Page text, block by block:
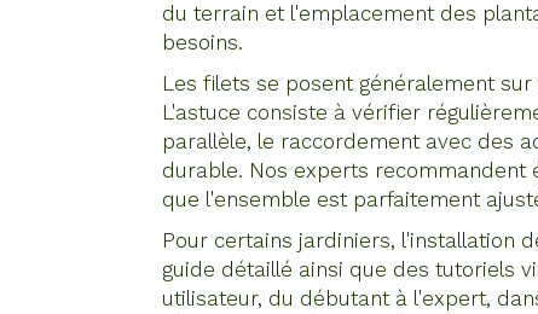
du terrain et l'emplacement des
besoins.
Les filets se posent généralement
L'astuce consiste à vérifier
parallèle, le raccordement avec des
durable. Nos experts recommandent
que l'ensemble est parfaitement
Pour certains jardiniers, l'installation
guide détaillé ainsi que des tutoriels
utilisateur, du débutant à l'expert,